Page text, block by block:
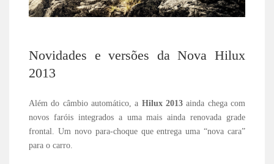
Novidades e versões da Nova Hilux
2013
Além do câmbio automático, a Hilux 2013ainda chega com
novos faróis integrados a uma mais ainda renovada grade
frontal. Um novo para-choque que entrega uma “nova cara”
para o carro.